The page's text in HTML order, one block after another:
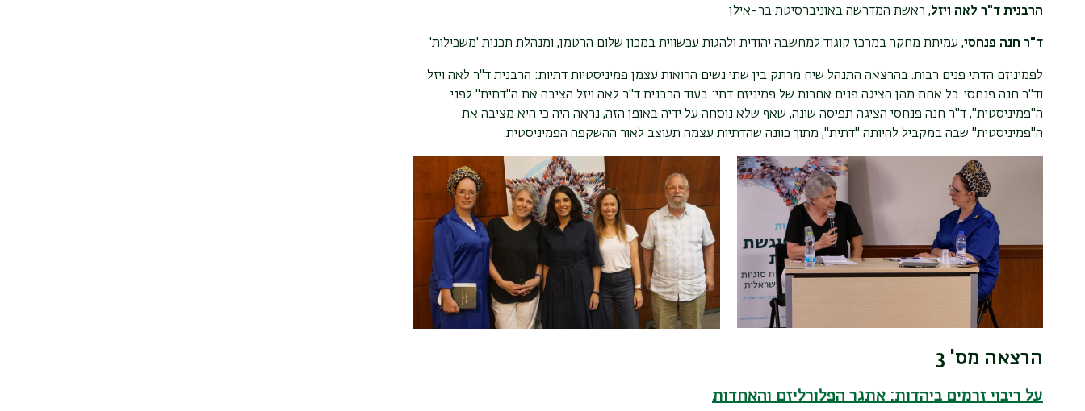
הרבנית ד"ר לאה ויזל, ראשת המדרשה באוניברסיטת בר-אילן
ד"ר חנה פנחסי, עמיתת מחקר במרכז קוגוד למחשבה יהודית ולהגות עכשווית במכון שלום הרטמן, ומנהלת תכנית 'משכילות'
לפמיניזם הדתי פנים רבות. בהרצאה התנהל שיח מרתק בין שתי נשים הרואות עצמן פמיניסטיות דתיות: הרבנית ד"ר לאה ויזל
וד"ר חנה פנחסי. כל אחת מהן הציגה פנים אחרות של פמיניזם דתי: בעוד הרבנית ד"ר לאה ויזל הציבה את ה"דתית" לפני
ה"פמיניסטית", ד"ר חנה פנחסי הציגה תפיסה שונה, שאף שלא נוסחה על ידיה באופן הזה, נראה היה כי היא מציבה את
ה"פמיניסטית" שבה במקביל להיותה "דתית", מתוך כוונה שהדתיות עצמה תעוצב לאור ההשקפה הפמיניסטית.
הרצאה מס' 3
על ריבוי זרמים ביהדות: אתגר הפלורליזם והאחדות